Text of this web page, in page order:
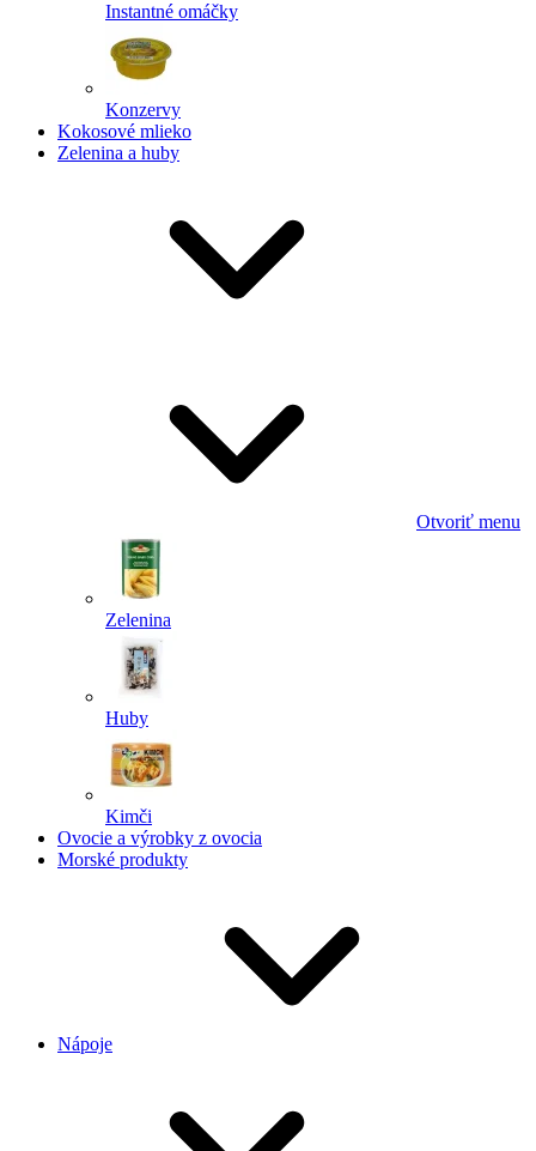
Instantné omáčky
Konzervy
Kokosové mlieko
Zelenina a huby
Otvoriť menu
Zelenina
Huby
Kimči
Ovocie a výrobky z ovocia
Morské produkty
Nápoje